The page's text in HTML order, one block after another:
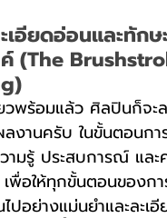
เอียดอ่อนและทักษ
(The
วพร้อมแล้ว ศิลปินก็จะ
ลงานครับ ในขั้นตอนก
ามรู้ ประสบการณ์ แล
พื่อให้ทุกขั้นตอนของก
ปอย่างแม่นยำและละ